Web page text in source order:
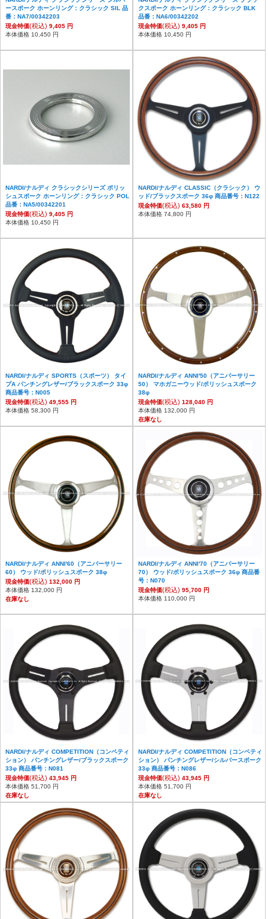
ースポーク ホーンリング：クラシック SIL 品
番：NA7/00342203
現金特価(税込) 9,405 円
本体価格 10,450 円
クスポーク ホーンリング：クラシック BLK
品番：NA6/00342202
現金特価(税込) 9,405 円
本体価格 10,450 円
NARDI/ナルディ クラシックシリーズ ポリッ
シュスポーク ホーンリング：クラシック POL
品番：NA5/00342201
現金特価(税込) 9,405 円
本体価格 10,450 円
NARDI/ナルディ CLASSIC（クラシック） ウ
ッド/ブラックスポーク 36φ 商品番号：N122
現金特価(税込) 63,580 円
本体価格 74,800 円
NARDI/ナルディ SPORTS（スポーツ） タイ
プA パンチングレザー/ブラックスポーク 33φ
商品番号：N005
現金特価(税込) 49,555 円
本体価格 58,300 円
NARDI/ナルディ ANNI'50（アニバーサリー
50） マホガニーウッド/ポリッシュスポーク
38φ
現金特価(税込) 128,040 円
本体価格 132,000 円
在庫なし
NARDI/ナルディ ANNI'60（アニバーサリー
60） ウッド/ポリッシュスポーク 38φ
現金特価(税込) 132,000 円
本体価格 132,000 円
在庫なし
NARDI/ナルディ ANNI'70（アニバーサリー
70） ウッド/ポリッシュスポーク 36φ 商品番
号：N070
現金特価(税込) 95,700 円
本体価格 110,000 円
NARDI/ナルディ COMPETITION（コンペティ
ション） パンチングレザー/ブラックスポーク
33φ 商品番号：N081
現金特価(税込) 43,945 円
本体価格 51,700 円
在庫なし
NARDI/ナルディ COMPETITION（コンペティ
ション） パンチングレザー/シルバースポーク
33φ 商品番号：N086
現金特価(税込) 43,945 円
本体価格 51,700 円
在庫なし